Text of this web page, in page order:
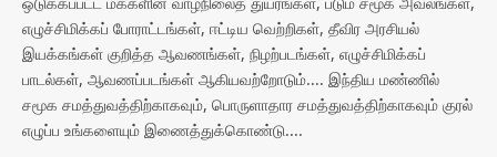
எழுச்சிமிக்கப் போராட்டங்கள், ஈட்டிய வெற்றிகள், தீவிர அரசியல்
இயக்கங்கள் குறித்த ஆவணங்கள், நிழற்படங்கள், எழுச்சிமிக்கப்
பாடல்கள், ஆவணப்படங்கள் ஆகியவற்றோடும்.... இந்திய மண்ணில்
சமூக சமத்துவத்திற்காகவும், பொருளாதார சமத்துவத்திற்காகவும் குரல்
எழுப்ப உங்களையும் இணைத்துக்கொண்டு....